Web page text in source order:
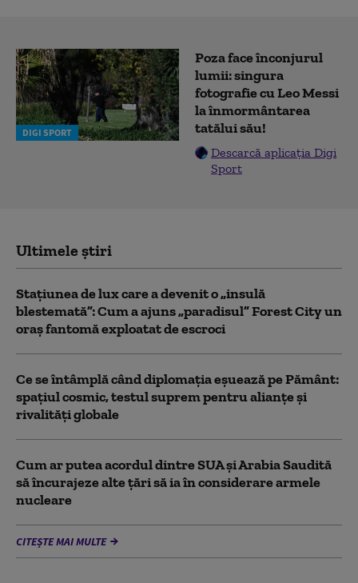
DIGI SPORT
Poza face înconjurul
lumii: singura
fotografie cu Leo Messi
la înmormântarea
tatălui său!
Descarcă aplicația Digi
Sport
Ultimele știri
Stațiunea de lux care a devenit o „insulă
blestemată”: Cum a ajuns „paradisul” Forest City un
oraș fantomă exploatat de escroci
Ce se întâmplă când diplomația eșuează pe Pământ:
spațiul cosmic, testul suprem pentru alianțe și
rivalități globale
Cum ar putea acordul dintre SUA și Arabia Saudită
să încurajeze alte țări să ia în considerare armele
nucleare
CITEȘTE MAI MULTE